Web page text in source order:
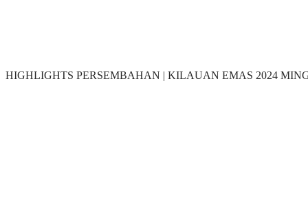
HIGHLIGHTS PERSEMBAHAN | KILAUAN EMAS 2024